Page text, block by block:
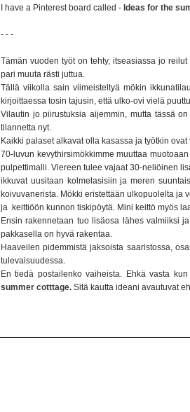
I have a Pinterest board called - Ideas for the
- - -
Tämän vuoden työt on tehty, itseasiassa jo
pari muuta rästi juttua.
Tällä viikolla sain viimeisteltyä mökin
kirjoittaessa tosin tajusin, että ulko-ovi vielä
Vilautin jo piirustuksia aijemmin, mutta tässä
tilannetta nyt.
Kaikki palaset alkavat olla kasassa ja työtkin
70-luvun kevythirsimökkimme muuttaa
pulpettimalli. Viereen tulee vajaat 30-neliöinen
ikkuvat uusitaan kolmelasisiin ja meren
koivuvanerista. Mökki eristettään ulkopuolelta ja
ja keittiöön kunnon tiskipöytä. Mini keittö myös
Ensin rakennetaan tuo lisäosa lähes valmiiksi
pakkasella on hyvä rakentaa.
Haaveilen pidemmistä jaksoista saaristossa,
tulevaisuudessa.
En tiedä postailenko vaiheista. Ehkä vasta
summer cotttage. Sitä kautta ideani avautuvat